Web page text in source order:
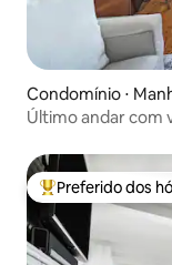
Condomínio ⋅
Último andar com
Entre os
Preferido dos